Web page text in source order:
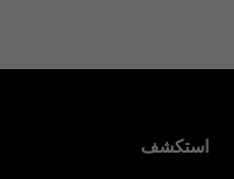
استكشف